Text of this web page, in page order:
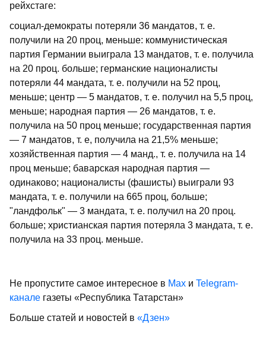
рейхстаге:
социал-демократы потеряли 36 мандатов, т. е.
получили на 20 проц, мень­ше: коммунистическая
партия Германии выиграла 13 мандатов, т. е. получила
на 20 проц. больше; германские нацио­налисты
потеряли 44 мандата, т. е. по­лучили на 52 проц,
меньше; центр — 5 мандатов, т. е. получил на 5,5 проц,
меньше; народная партия — 26 мандатов, т. е.
получила на 50 проц меньше; го­сударственная партия
— 7 мандатов, т. е, получила на 21,5% меньше;
хозяйствен­ная партия — 4 манд., т. е. получила на 14
проц меньше; баварская народная пар­тия —
одинаково; националисты (фаши­сты) выиграли 93
мандата, т. е. полу­чили на 665 проц, больше;
"ландфольк" — 3 мандата, т. е. получил на 20 проц.
больше; христианская партия потеряла 3 мандата, т. е.
получила на 33 проц. меньше.
Не пропустите самое интересное в Max и Telegram-
канале газеты «Республика Татарстан»
Больше статей и новостей в «Дзен»